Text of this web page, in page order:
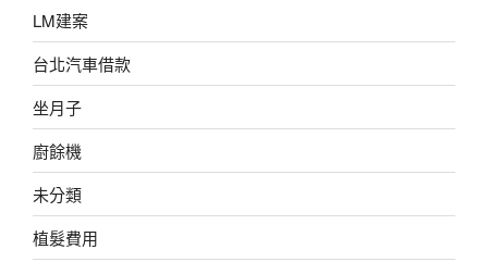
LM建案
台北汽車借款
坐月子
廚餘機
未分類
植髮費用